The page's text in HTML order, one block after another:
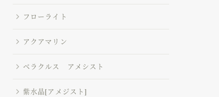
フローライト
アクアマリン
ベラクルス アメシスト
紫水晶[アメジスト]